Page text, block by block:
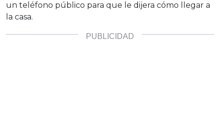
un teléfono público para que le dijera cómo llegar a
la casa.